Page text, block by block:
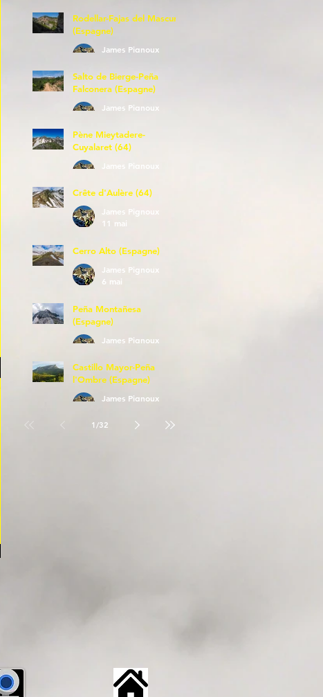
Rodellar-Fajas del Mascun
(Espagne)
James Pignoux
Salto de Bierge-Peña
Falconera (Espagne)
James Pignoux
Pène Mieytadere-
Cuyalaret (64)
James Pignoux
Crête d'Aulère (64)
James Pignoux
11 mai
Cerro Alto (Espagne)
James Pignoux
6 mai
Peña Montañesa
(Espagne)
James Pignoux
Castillo Mayor-Peña
l'Ombre (Espagne)
James Pignoux
1 /32